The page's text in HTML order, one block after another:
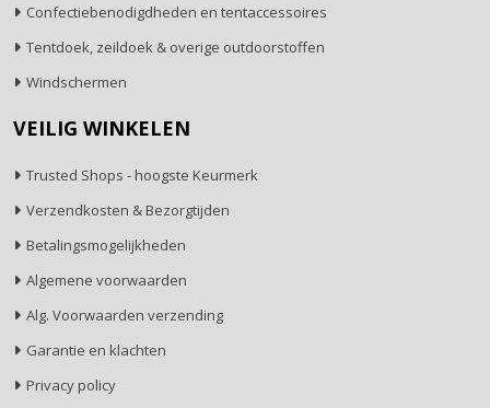
Confectiebenodigdheden en tentaccessoires
Tentdoek, zeildoek & overige outdoorstoffen
Windschermen
VEILIG WINKELEN
Trusted Shops - hoogste Keurmerk
Verzendkosten & Bezorgtijden
Betalingsmogelijkheden
Algemene voorwaarden
Alg. Voorwaarden verzending
Garantie en klachten
Privacy policy